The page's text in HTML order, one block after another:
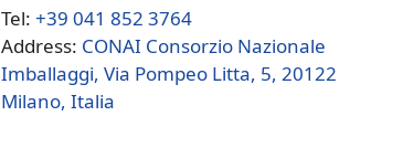
Tel: +39 041 852 3764
Address: CONAI Consorzio Nazionale
Imballaggi, Via Pompeo Litta, 5, 20122
Milano, Italia